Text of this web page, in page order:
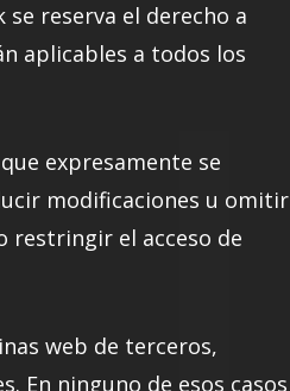
reserva el derecho a
aplicables a todos los
expresamente se
modificaciones u omitir
restringir el acceso de
web de terceros,
En ninguno de esos casos